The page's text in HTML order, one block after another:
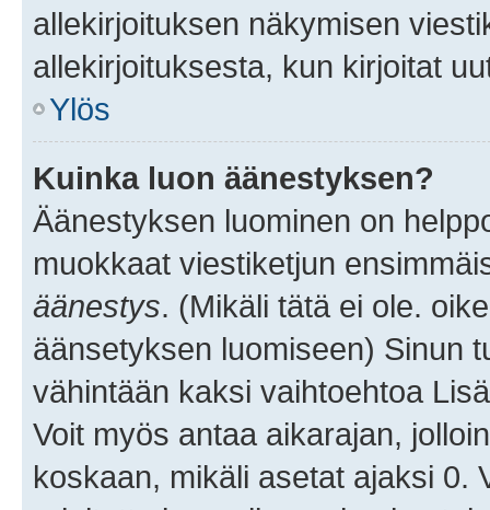
allekirjoituksen näkymisen
allekirjoituksesta, kun kirjoitat
Ylös
Kuinka luon äänestyksen?
Äänestyksen luominen on
muokkaat viestiketjun
äänestys. (Mikäli tätä ei ole.
äänsetyksen luomiseen) Sinun
vähintään kaksi vaihtoehtoa
Voit myös antaa aikarajan,
koskaan, mikäli asetat ajaksi 0.